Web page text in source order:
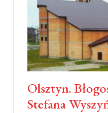
Olsztyn.
Stefana